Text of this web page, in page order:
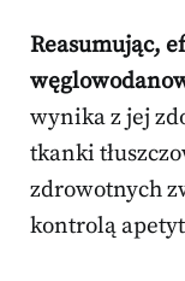
Reasumując,
wynika z jej
tkanki
zdrowotnych
kontrolą